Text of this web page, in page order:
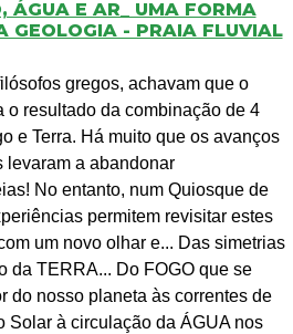
ÁGUA E AR_ UMA FORMA
GEOLOGIA - PRAIA FLUVIAL
gregos, achavam que o
o resultado da combinação de 4
e Terra. Há muito que os avanços
levaram a abandonar
No entanto, num Quiosque de
permitem revisitar estes
um novo olhar e... Das simetrias
da TERRA... Do FOGO que se
do nosso planeta às correntes de
Solar à circulação da ÁGUA nos